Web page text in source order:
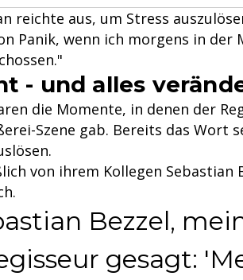
reichte aus, um Stress
Panik, wenn ich morgens in der
- und alles
die Momente, in denen der
Szene gab. Bereits das Wort
von ihrem Kollegen Sebastian
Bezzel,
gesagt: